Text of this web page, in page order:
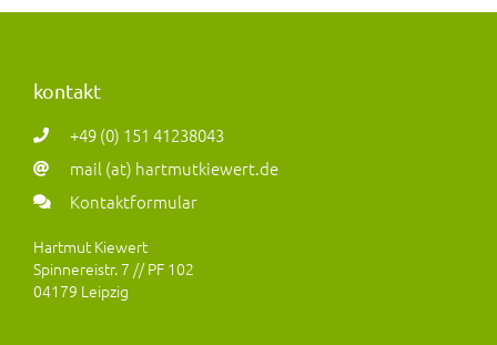
kontakt
+49 (0) 151 41238043
mail (at) hartmutkiewert.de
Kontaktformular
Hartmut Kiewert
Spinnereistr. 7 // PF 102
04179 Leipzig